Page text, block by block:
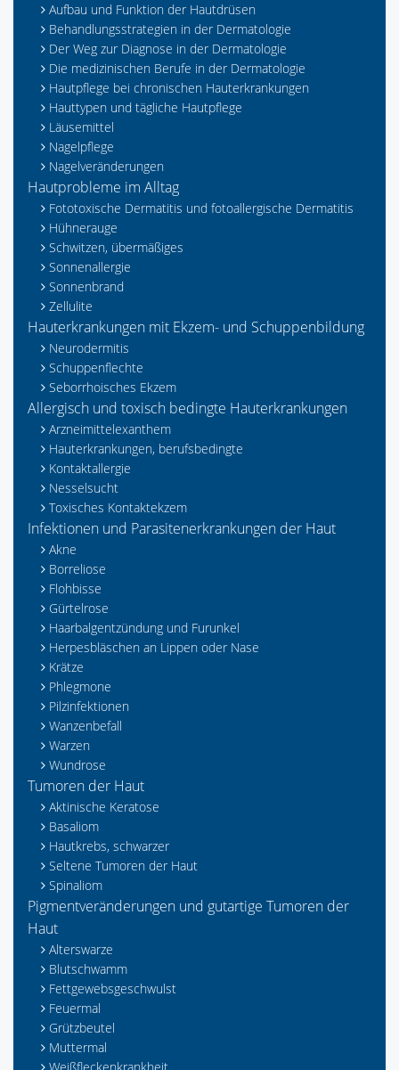
Aufbau und Funktion der Hautdrüsen
Behandlungsstrategien in der Dermatologie
Der Weg zur Diagnose in der Dermatologie
Die medizinischen Berufe in der Dermatologie
Hautpflege bei chronischen Hauterkrankungen
Hauttypen und tägliche Hautpflege
Läusemittel
Nagelpflege
Nagelveränderungen
Hautprobleme im Alltag
Fototoxische Dermatitis und fotoallergische Dermatitis
Hühnerauge
Schwitzen, übermäßiges
Sonnenallergie
Sonnenbrand
Zellulite
Hauterkrankungen mit Ekzem- und Schuppenbildung
Neurodermitis
Schuppenflechte
Seborrhoisches Ekzem
Allergisch und toxisch bedingte Hauterkrankungen
Arzneimittelexanthem
Hauterkrankungen, berufsbedingte
Kontaktallergie
Nesselsucht
Toxisches Kontaktekzem
Infektionen und Parasitenerkrankungen der Haut
Akne
Borreliose
Flohbisse
Gürtelrose
Haarbalgentzündung und Furunkel
Herpesbläschen an Lippen oder Nase
Krätze
Phlegmone
Pilzinfektionen
Wanzenbefall
Warzen
Wundrose
Tumoren der Haut
Aktinische Keratose
Basaliom
Hautkrebs, schwarzer
Seltene Tumoren der Haut
Spinaliom
Pigmentveränderungen und gutartige Tumoren der
Haut
Alterswarze
Blutschwamm
Fettgewebsgeschwulst
Feuermal
Grützbeutel
Muttermal